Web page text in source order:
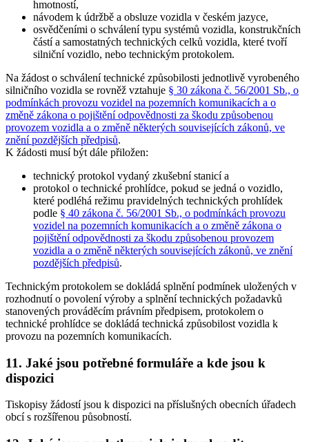
hmotností,
návodem k údržbě a obsluze vozidla v českém jazyce,
osvědčeními o schválení typu systémů vozidla, konstrukčních
částí a samostatných technických celků vozidla, které tvoří
silniční vozidlo, nebo technickým protokolem.
Na žádost o schválení technické způsobilosti jednotlivě vyrobeného
silničního vozidla se rovněž vztahuje § 30 zákona č. 56/2001 Sb., o
podmínkách provozu vozidel na pozemních komunikacích a o
změně zákona o pojištění odpovědnosti za škodu způsobenou
provozem vozidla a o změně některých souvisejících zákonů, ve
znění pozdějších předpisů.
K žádosti musí být dále přiložen:
technický protokol vydaný zkušební stanicí a
protokol o technické prohlídce, pokud se jedná o vozidlo,
které podléhá režimu pravidelných technických prohlídek
podle § 40 zákona č. 56/2001 Sb., o podmínkách provozu
vozidel na pozemních komunikacích a o změně zákona o
pojištění odpovědnosti za škodu způsobenou provozem
vozidla a o změně některých souvisejících zákonů, ve znění
pozdějších předpisů.
Technickým protokolem se dokládá splnění podmínek uložených v
rozhodnutí o povolení výroby a splnění technických požadavků
stanovených prováděcím právním předpisem, protokolem o
technické prohlídce se dokládá technická způsobilost vozidla k
provozu na pozemních komunikacích.
11. Jaké jsou potřebné formuláře a kde jsou k
dispozici
Tiskopisy žádostí jsou k dispozici na příslušných obecních úřadech
obcí s rozšířenou působností.